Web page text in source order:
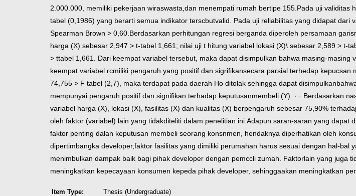
2.000.000, memiliki pekerjaan wiraswasta, dan menempati rumah bertipe 155. Pada uji validitas
tabel (0,1986) yang berarti semua indikator terscbutvalid. Pada uji reliabilitas yang didapat dari
Spearman Brown > 0,60. Berdasarkan perhitungan regresi berganda diperoleh persamaan garis
harga (X) sebesar 2,947 > t-tabel 1,661; nilai uji t hitung variabel lokasi (X)\ sebesar 2,589 > t-
> ttabel 1,661. Dari keempat variabel tersebut, maka dapat disimpulkan bahwa masing-masing
keempat variabel rcmiliki pengaruh yang positif dan sigrifikansecara parsial terhedap kepucsan
74,755 > F tabel (2,7), maka terdapat pada daerah Ho ditolak sehingga dapat disimpulkan
mempunyai pengaruh positif dan signifikan terhadap keputusanmembeli (Y). · · Berdasarkan
variabel harga (X), lokasi (X), fasilitas (X) dan kualitas (X) berpengaruh sebesar 75,90%
oleh faktor (variabel) lain yang tidakditeliti dalam penelitian ini. Adapun saran-saran yang dapat
faktor penting dalan keputusan membeli seorang konsnmen, hendaknya diperhatikan oleh
dipertimbangka developer,faktor fasilitas yang dimiliki perumahan harus sesuai dengan hal-bal
menimbulkan dampak baik bagi pihak developer dengan pemccli zumah. Faktorlain yang juga
meningkatkan kepecayaan konsumen kepeda pihak developer, sehinggaakan meningkatkan
Item Type:
Thesis (Undergraduate)